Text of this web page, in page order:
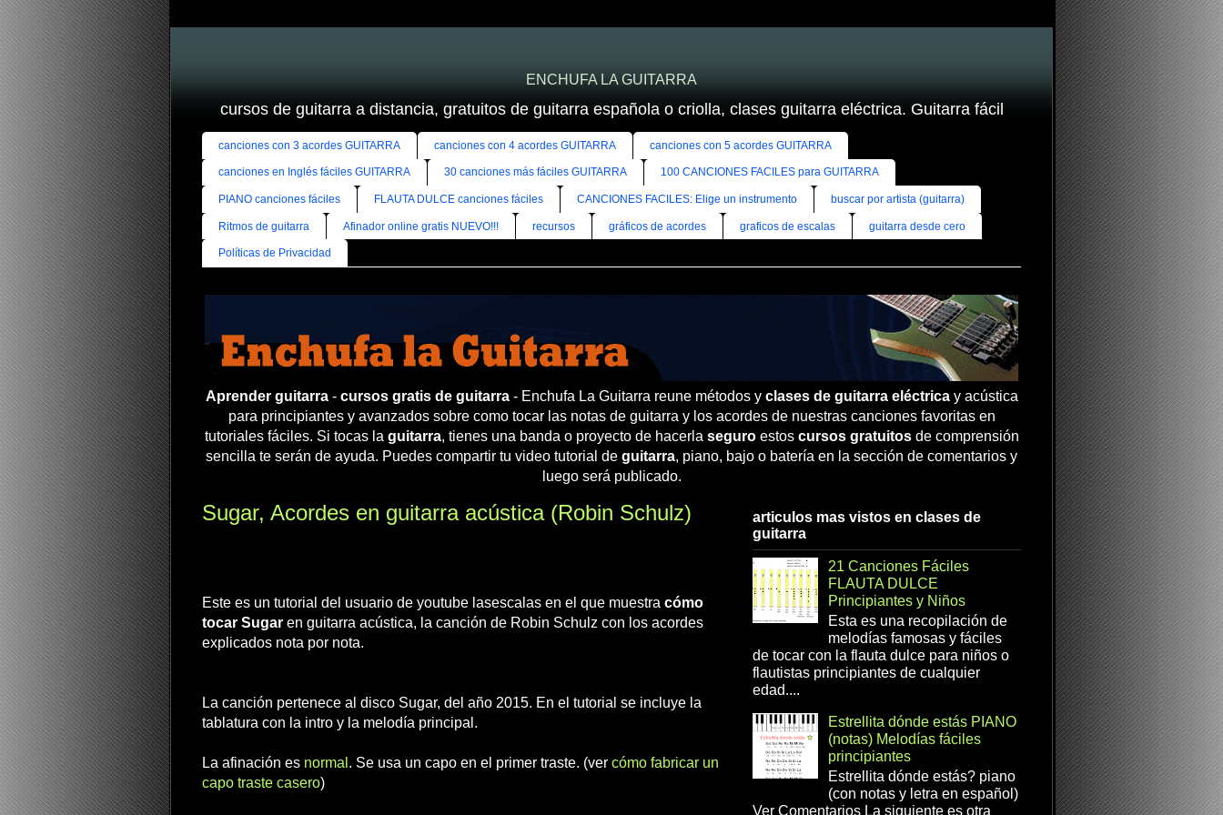
ENCHUFA LA GUITARRA
cursos de guitarra a distancia, gratuitos de guitarra española o criolla, clases guitarra eléctrica. Guitarra fácil
canciones con 3 acordes GUITARRA canciones con 4 acordes GUITARRA canciones con 5 acordes GUITARRA
canciones en Inglés fáciles GUITARRA 30 canciones más fáciles GUITARRA 100 CANCIONES FACILES para GUITARRA
PIANO canciones fáciles FLAUTA DULCE canciones fáciles CANCIONES FACILES: Elige un instrumento buscar por artista (guitarra)
Ritmos de guitarra Afinador online gratis NUEVO!!! recursos gráficos de acordes graficos de escalas guitarra desde cero
Políticas de Privacidad
Aprender guitarra- cursos gratis de guitarra- Enchufa La Guitarra reune métodos y clases de guitarra eléctricay acústica
para principiantes y avanzados sobre como tocar las notas de guitarra y los acordes de nuestras canciones favoritas en
tutoriales fáciles. Si tocas la guitarra, tienes una banda o proyecto de hacerla seguroestos cursos gratuitosde comprensión
sencilla te serán de ayuda. Puedes compartir tu video tutorial de guitarra, piano, bajo o batería en la sección de comentarios y
luego será publicado.
Sugar, Acordes en guitarra acústica (Robin Schulz)
Este es un tutorial del usuario de youtube lasescalas en el que muestra cómo
tocar Sugar en guitarra acústica, la canción de Robin Schulz con los acordes
explicados nota por nota.
La canción pertenece al disco Sugar, del año 2015. En el tutorial se incluye la
tablatura con la intro y la melodía principal.
La afinación es normal . Se usa un capo en el primer traste. (ver cómo fabricar un
capo traste casero)
articulos mas vistos en clases de
guitarra
21 Canciones Fáciles
FLAUTA DULCE
Principiantes y Niños
Esta es una recopilación de
melodías famosas y fáciles
de tocar con la flauta dulce para niños o
flautistas principiantes de cualquier
edad....
Estrellita dónde estás PIANO
(notas) Melodías fáciles
principiantes
Estrellita dónde estás? piano
(con notas y letra en español)
Ver Comentarios La siguiente es otra